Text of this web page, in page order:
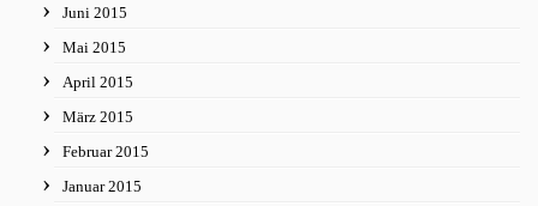
Juni 2015
Mai 2015
April 2015
März 2015
Februar 2015
Januar 2015